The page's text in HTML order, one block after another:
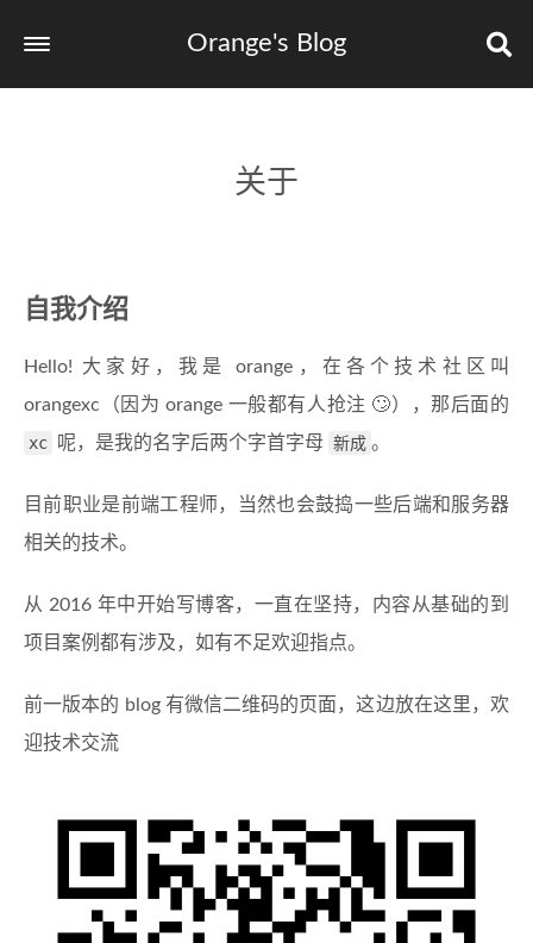
Orange's Blog
关于
自我介绍
Hello! 大家好，我是 orange，在各个技术社区叫
orangexc（因为 orange 一般都有人抢注 🙄），那后面的
xc
呢，是我的名字后两个字首字母 新成 。
目前职业是前端工程师，当然也会鼓捣一些后端和服务器
相关的技术。
从 2016 年中开始写博客，一直在坚持，内容从基础的到
项目案例都有涉及，如有不足欢迎指点。
前一版本的 blog 有微信二维码的页面，这边放在这里，欢
迎技术交流